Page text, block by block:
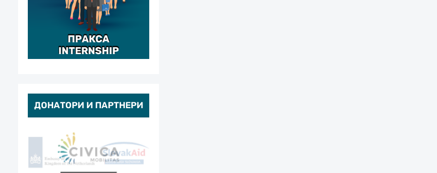
ДОНАТОРИ И ПАРТНЕРИ